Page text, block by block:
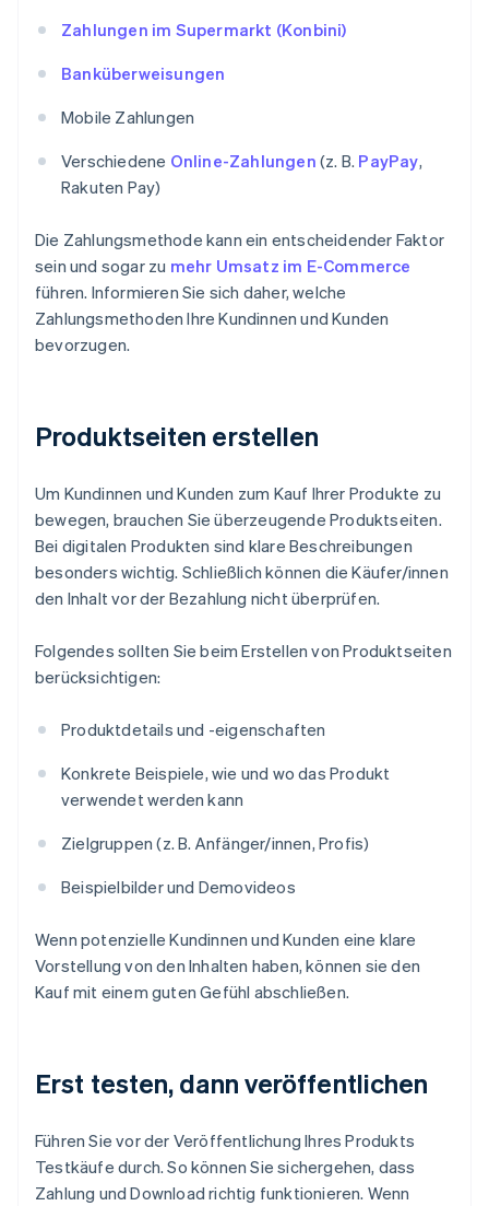
Zahlungen im Supermarkt (Konbini)
Banküberweisungen
Mobile Zahlungen
Verschiedene Online-Zahlungen (z. B. PayPay,
Rakuten Pay)
Die Zahlungsmethode kann ein entscheidender Faktor
sein und sogar zu mehr Umsatz im E-Commerce
führen. Informieren Sie sich daher, welche
Zahlungsmethoden Ihre Kundinnen und Kunden
bevorzugen.
Produktseiten erstellen
Um Kundinnen und Kunden zum Kauf Ihrer Produkte zu
bewegen, brauchen Sie überzeugende Produktseiten.
Bei digitalen Produkten sind klare Beschreibungen
besonders wichtig. Schließlich können die Käufer/innen
den Inhalt vor der Bezahlung nicht überprüfen.
Folgendes sollten Sie beim Erstellen von Produktseiten
berücksichtigen:
Produktdetails und -eigenschaften
Konkrete Beispiele, wie und wo das Produkt
verwendet werden kann
Zielgruppen (z. B. Anfänger/innen, Profis)
Beispielbilder und Demovideos
Wenn potenzielle Kundinnen und Kunden eine klare
Vorstellung von den Inhalten haben, können sie den
Kauf mit einem guten Gefühl abschließen.
Erst testen, dann veröffentlichen
Führen Sie vor der Veröffentlichung Ihres Produkts
Testkäufe durch. So können Sie sichergehen, dass
Zahlung und Download richtig funktionieren. Wenn